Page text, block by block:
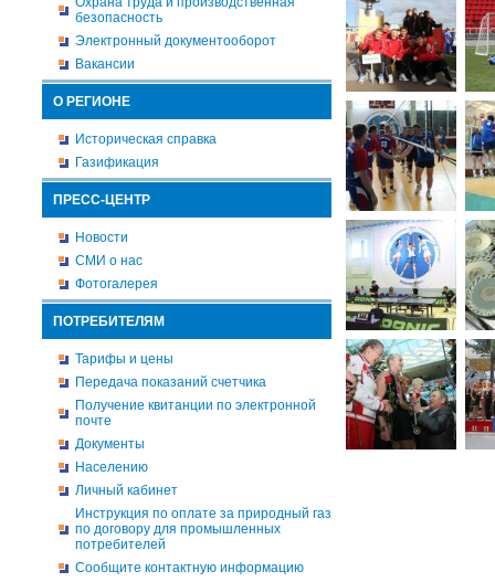
безопасность
Электронный документооборот
Вакансии
О РЕГИОНЕ
Историческая справка
Газификация
ПРЕСС-ЦЕНТР
Новости
СМИ о нас
Фотогалерея
ПОТРЕБИТЕЛЯМ
Тарифы и цены
Передача показаний счетчика
Получение квитанции по электронной
почте
Документы
Населению
Личный кабинет
Инструкция по оплате за природный газ
по договору для промышленных
потребителей
Сообщите контактную информацию